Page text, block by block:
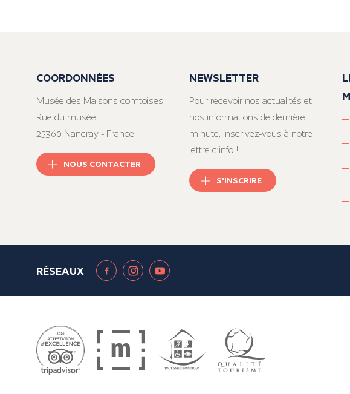
COORDONNÉES
Musée des Maisons comtoises
Rue du musée
25360 Nancray - France
NOUS CONTACTER
NEWSLETTER
Pour recevoir nos actualités et
nos informations de dernière
minute, inscrivez-vous à notre
lettre d’info !
S'INSCRIRE
RÉSEAUX